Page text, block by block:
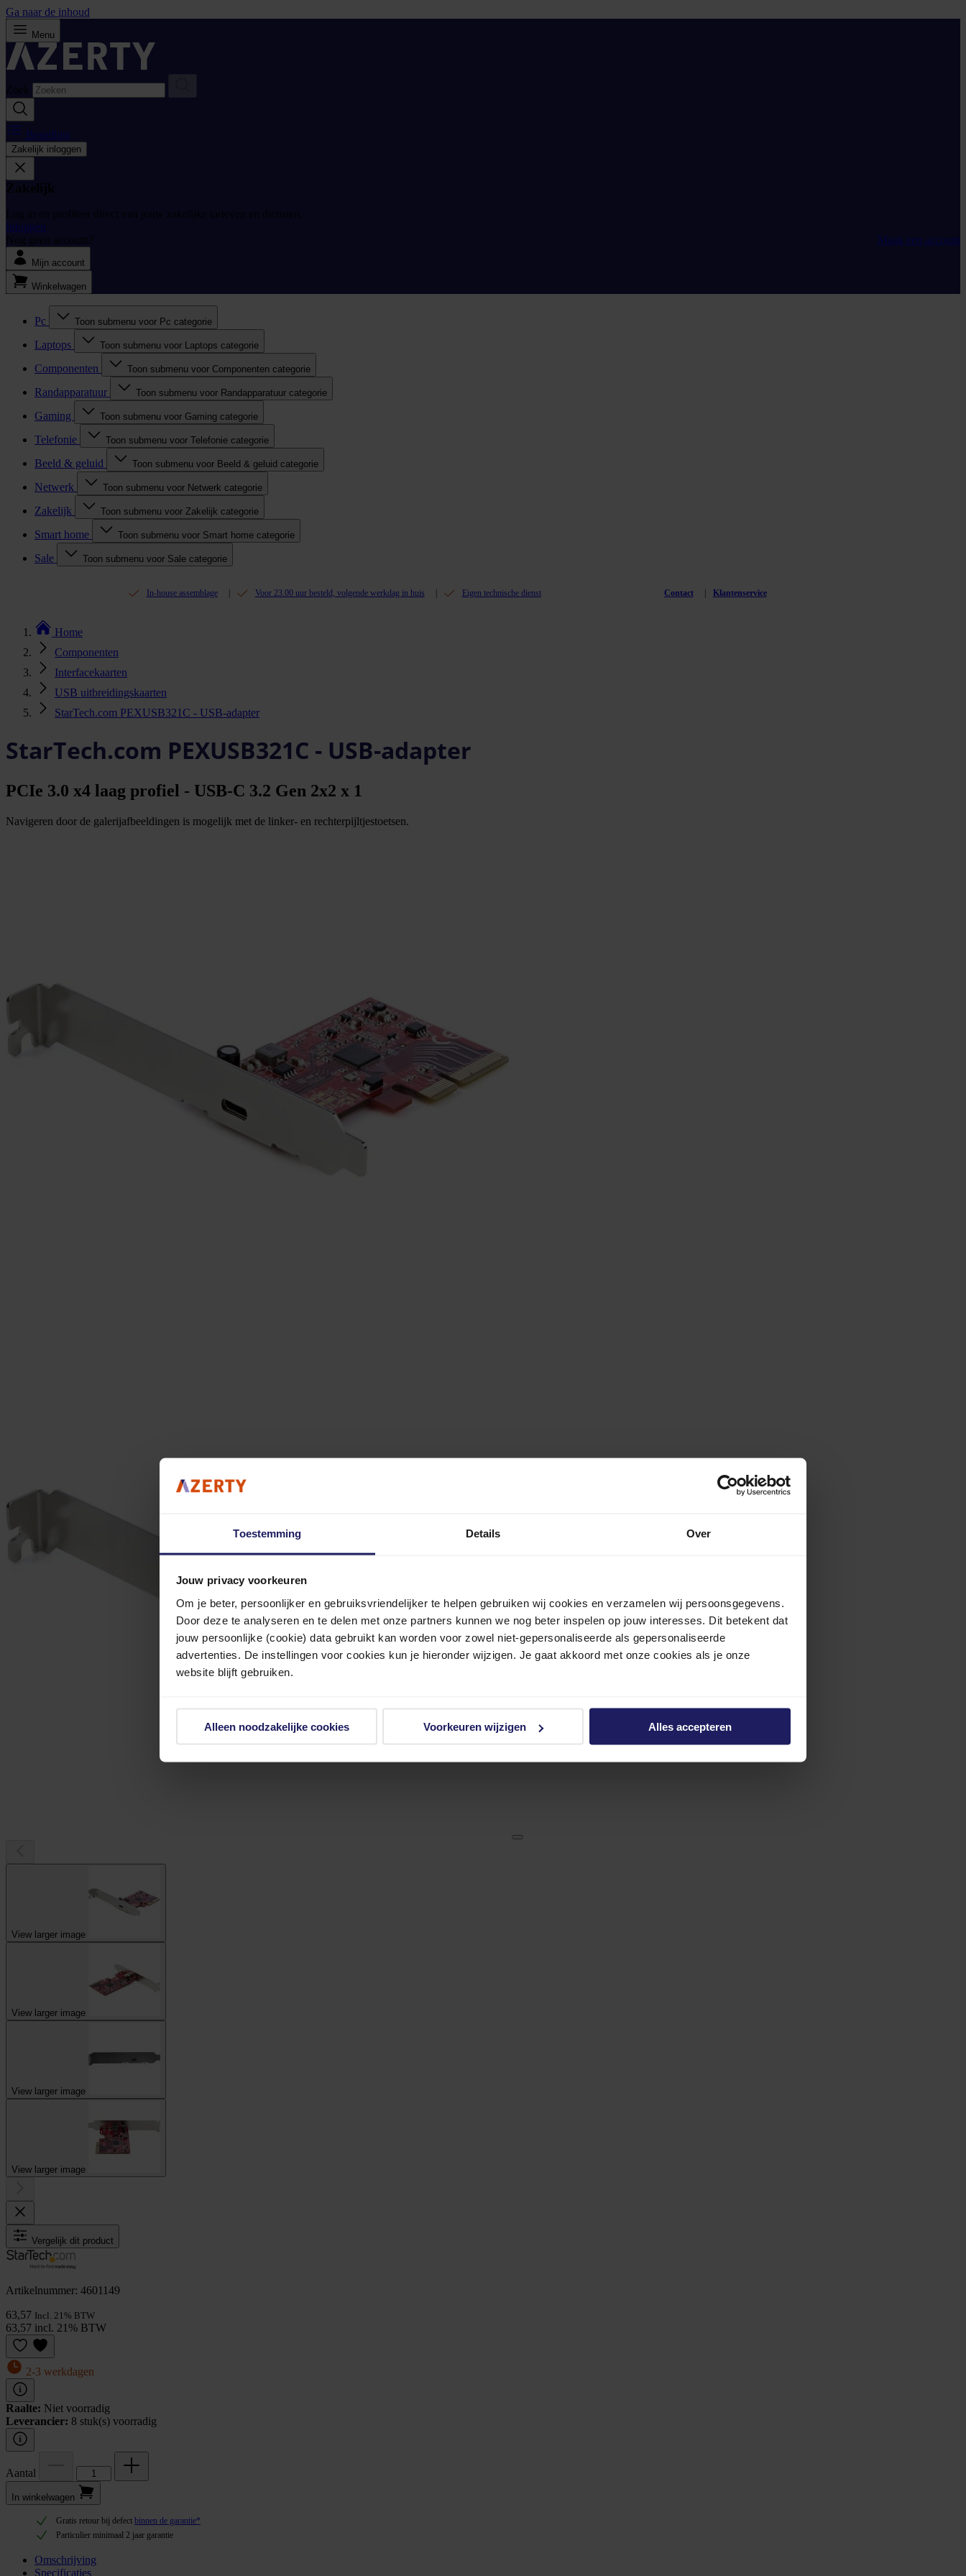
Toestemming Details Over
Jouw privacy voorkeuren
Om je beter, persoonlijker en gebruiksvriendelijker te helpen gebruiken wij cookies en verzamelen wij persoonsgegevens.
Door deze te analyseren en te delen met onze partners kunnen we nog beter inspelen op jouw interesses. Dit betekent dat
jouw persoonlijke (cookie) data gebruikt kan worden voor zowel niet-gepersonaliseerde als gepersonaliseerde
advertenties. De instellingen voor cookies kun je hieronder wijzigen. Je gaat akkoord met onze cookies als je onze
website blijft gebruiken.
Alleen noodzakelijke cookies Voorkeuren wijzigen Alles accepteren
Ga naar de inhoud
Menu
Zoek
Bestellijst
Zakelijk inloggen
Zakelijk
Log in en profiteer direct van jouw zakelijke tarieven en diensten.
Inloggen
Nog geen account?
Maak een account
Mijn account
Winkelwagen
Pc Toon submenu voor Pc categorie
Laptops Toon submenu voor Laptops categorie
Componenten Toon submenu voor Componenten categorie
Randapparatuur Toon submenu voor Randapparatuur categorie
Gaming Toon submenu voor Gaming categorie
Telefonie Toon submenu voor Telefonie categorie
Beeld & geluid Toon submenu voor Beeld & geluid categorie
Netwerk Toon submenu voor Netwerk categorie
Zakelijk Toon submenu voor Zakelijk categorie
Smart home Toon submenu voor Smart home categorie
Sale Toon submenu voor Sale categorie
In-house assemblage Voor 23.00 uur besteld, volgende werkdag in huis Eigen technische dienst Contact Klantenservice
Home
Componenten
Interfacekaarten
USB uitbreidingskaarten
StarTech.com PEXUSB321C - USB-adapter
StarTech.com PEXUSB321C - USB-adapter
PCIe 3.0 x4 laag profiel - USB-C 3.2 Gen 2x2 x 1
Navigeren door de galerijafbeeldingen is mogelijk met de linker- en rechterpijltjestoetsen.
View larger image
View larger image
View larger image
View larger image
Vergelijk dit product
Artikelnummer: 4601149
63,57 Incl. 21% BTW
63,57 incl. 21% BTW
2-3 werkdagen
Raalte: Niet voorradig
Leverancier: 8 stuk(s) voorradig
Aantal
In winkel­wagen
Gratis retour bij defect binnen de garantie*
Particulier minimaal 2 jaar garantie
Omschrijving
Specificaties